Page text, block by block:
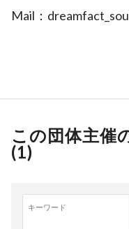
Mail：
この団体主催
(1)
キーワード